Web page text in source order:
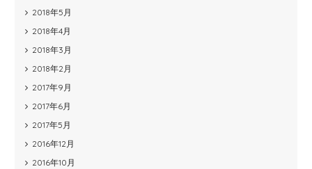
2018年5月
2018年4月
2018年3月
2018年2月
2017年9月
2017年6月
2017年5月
2016年12月
2016年10月